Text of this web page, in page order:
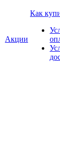
Акции
Как